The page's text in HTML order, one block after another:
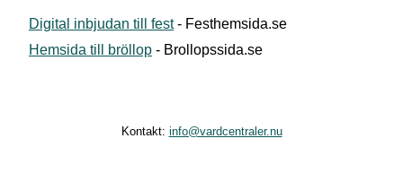
Digital inbjudan till fest - Festhemsida.se
Hemsida till bröllop - Brollopssida.se
Kontakt: info@vardcentraler.nu